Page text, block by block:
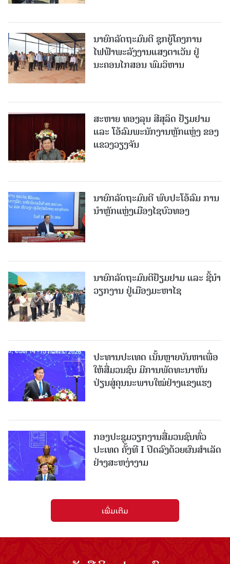
ນາຍົກລັດຖະມົນຕີ ຊຸກຍູ້ໂຄງການ
ໄຟຟ້າພະລັງງານແສງຕາເວັນ ຢູ່
ນະຄອນໄກສອນ ພົມວິຫານ
ສະຫາຍ ທອງລຸນ ສີສຸລິດ ຢ້ຽມຢາມ
ແລະ ໂອ້ລົມພະນັກງານຫຼັກແຫຼ່ງ ຂອງ
ແຂວງວຽງຈັນ
ນາຍົກລັດຖະມົນຕີ ພົບປະໂອ້ລົມ ການ
ນຳຫຼັກແຫຼ່ງເມືອງໄຊບົວທອງ
ນາຍົກລັດຖະມົນຕີຢ້ຽມຢາມ ແລະ ຊີ້ນຳ
ວຽກງານ ຢູ່ເມືອງມະຫາໄຊ
ປະທານປະເທດ ເນັ້ນຫຼາຍບັນຫາເພື່ອ
ໃຫ້ສື່ມວນຊົນ ມີການພັດທະນາຫັນ
ປ່ຽນສູ່ຄຸນນະພາບໃໝ່ຢ່າງແຂງແຮງ
ກອງປະຊຸມວຽກງານສື່ມວນຊົນທົ່ວ
ປະເທດ ຄັ້ງທີ I ປິດລົງດ້ວຍຜົນສໍາເລັດ
ຢ່າງສະຫງ່າງາມ
ເພີ່ມເຕີມ